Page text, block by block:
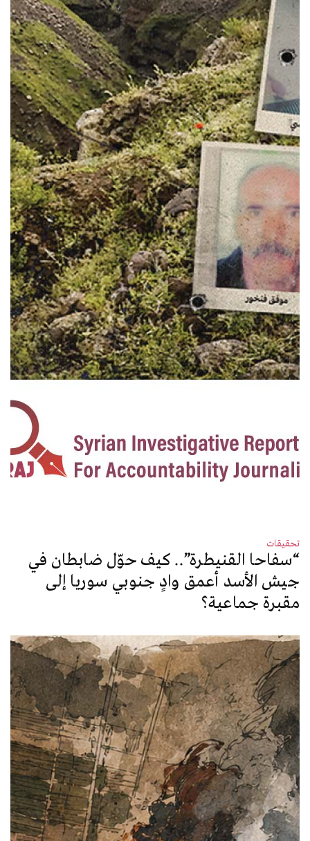
تحقيقات
“سفاحا القنيطرة”.. كيف حوّل ضابطان في
جيش الأسد أعمق وادٍ جنوبي سوريا إلى
مقبرة جماعية؟